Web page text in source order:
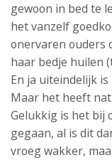
gewoon in bed te
het vanzelf
onervaren ouders
haar bedje huilen
En ja uiteindelijk
Maar het heeft
Gelukkig is het bij
gegaan, al is dit
vroeg wakker,